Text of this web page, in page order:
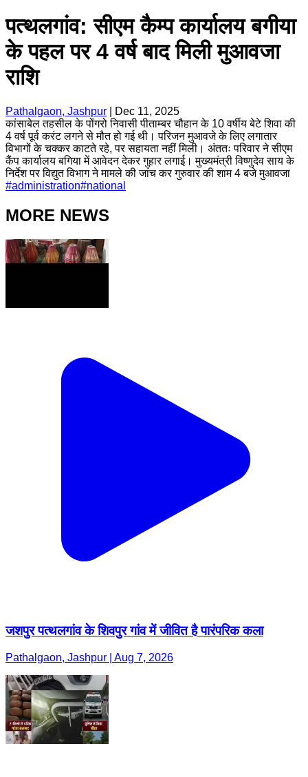
पत्थलगांव: सीएम कैम्प कार्यालय बगीया
के पहल पर 4 वर्ष बाद मिली मुआवजा
राशि
Pathalgaon, Jashpur
Dec 11, 2025
कांसाबेल तहसील के पोंगरो निवासी पीताम्बर चौहान के 10 वर्षीय बेटे शिवा की
4 वर्ष पूर्व करंट लगने से मौत हो गई थी। परिजन मुआवजे के लिए लगातार
विभागों के चक्कर काटते रहे, पर सहायता नहीं मिली। अंततः परिवार ने सीएम
कैंप कार्यालय बगिया में आवेदन देकर गुहार लगाई। मुख्यमंत्री विष्णुदेव साय के
निर्देश पर विद्युत विभाग ने मामले की जांच कर गुरुवार की शाम 4 बजे मुआवजा
#administration#national
MORE NEWS
जशपुर पत्थलगांव के शिवपुर गांव में जीवित है पारंपरिक कला
Pathalgaon, Jashpur | Aug 7, 2026